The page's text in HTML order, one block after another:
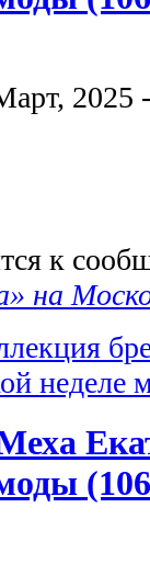
2025
к
на
неделе